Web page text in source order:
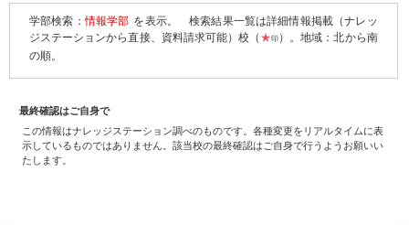
学部検索：情報学部 を表示。
検索結果一覧は詳細情報掲載（ナレッ
ジステーションから直接、資料請求可能）校（ ★印 ）。地域：北から南
の順。
最終確認はご自身で
この情報はナレッジステーション調べのものです。各種変更をリアルタイムに表
示しているものではありません。該当校の最終確認はご自身で行うようお願いい
たします。